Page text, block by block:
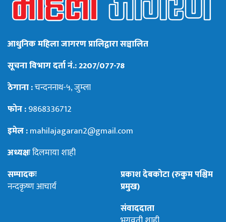
आधुनिक महिला जागरण प्रालिद्वारा सञ्चालित
सूचना विभाग दर्ता नं.: 2207/077-78
ठेगाना :चन्दननाथ-५, जुम्ला
फोन :9868336712
इमेल :mahilajagaran2@gmail.com
अध्यक्षःदिलमाया शाही
सम्पादकः
नन्दकृष्ण आचार्य
प्रकाश देबकोटा (रुकुम पश्चिम
प्रमुख)
संवाददाता